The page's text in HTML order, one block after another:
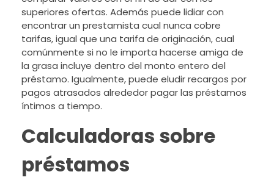
superiores ofertas. Además puede lidiar con
encontrar un prestamista cual nunca cobre
tarifas, igual que una tarifa de originación, cual
comúnmente si no le importa hacerse amiga de
la grasa incluye dentro del monto entero del
préstamo. Igualmente, puede eludir recargos por
pagos atrasados ​​alrededor pagar las préstamos
íntimos a tiempo.
Calculadoras sobre
préstamos